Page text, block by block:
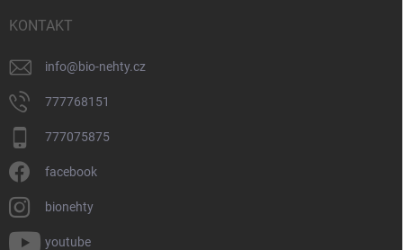
KONTAKT
info@bio-nehty.cz
777768151
777075875
facebook
bionehty
youtube